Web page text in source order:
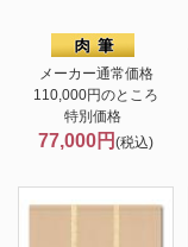
メーカー通常価格
110,000円のところ
特別価格
77,000円(税込)